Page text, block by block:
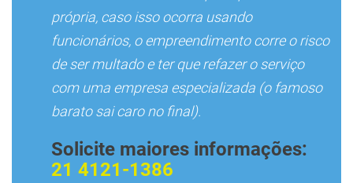
própria, caso isso ocorra usando
funcionários, o empreendimento corre o risco
de ser multado e ter que refazer o serviço
com uma empresa especializada (o famoso
barato sai caro no final).
Solicite maiores informações:
21 4121-1386